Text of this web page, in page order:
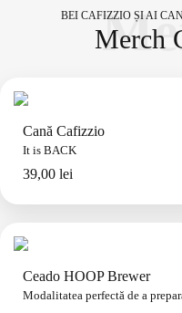
BEI CAFIZZIO ȘI AI
Merch
Cană Cafizzio
It is BACK
39,00 lei
Ceado HOOP Brewer
Modalitatea perfectă de a